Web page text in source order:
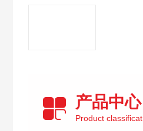
产品中心
Product